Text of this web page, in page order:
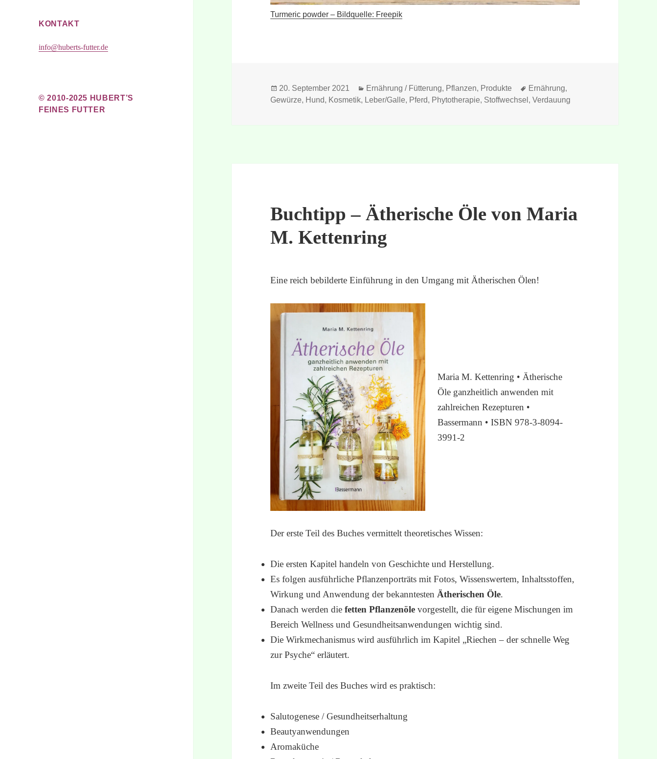
KONTAKT
info@huberts-futter.de
© 2010-2025 HUBERT’S
FEINES FUTTER
Turmeric powder – Bildquelle: Freepik
Veröffentlicht
am
20. September 2021 Kategorien
Ernährung / Fütterung, Pflanzen, Produkte Schlagwörter
Ernährung,
Gewürze, Hund, Kosmetik, Leber/Galle, Pferd, Phytotherapie, Stoffwechsel ,Verdauung
Buchtipp – Ätherische Öle von Maria
M. Kettenring
Eine reich bebilderte Einführung in den Umgang mit Ätherischen Ölen!
Maria M. Kettenring • Ätherische
Öle ganzheitlich anwenden mit
zahlreichen Rezepturen •
Bassermann • ISBN 978-3-8094-
3991-2
Der erste Teil des Buches vermittelt theoretisches Wissen:
Die ersten Kapitel handeln von Geschichte und Herstellung.
Es folgen ausführliche Pflanzenporträts mit Fotos, Wissenswertem, Inhaltsstoffen,
Wirkung und Anwendung der bekanntestenÄtherischen Öle.
Danach werden diefetten Pflanzenöle vorgestellt, die für eigene Mischungen im
Bereich Wellness und Gesundheitsanwendungen wichtig sind.
Die Wirkmechanismus wird ausführlich im Kapitel „Riechen – der schnelle Weg
zur Psyche“ erläutert.
Im zweite Teil des Buches wird es praktisch:
Salutogenese / Gesundheitserhaltung
Beautyanwendungen
Aromaküche